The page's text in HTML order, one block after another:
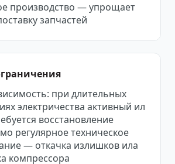
производство — упрощает
запчастей
при длительных
электричества активный ил
восстановление
регулярное техническое
— откачка излишков ила
компрессора